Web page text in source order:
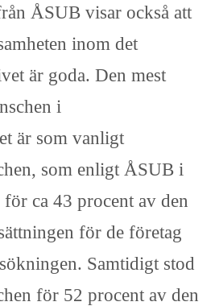
ÅSUB visar också att
inom det
är goda. Den mest
i
är som vanligt
som enligt ÅSUB i
ca 43 procent av den
för de företag
Samtidigt stod
för 52 procent av den